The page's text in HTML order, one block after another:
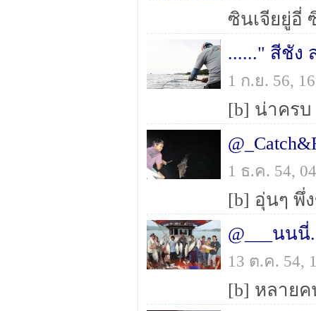
......" สีชัง
1 ก.ย. 56,
1 ธ.ค. 54,
@___นนนี่
13 ต.ค. 54,